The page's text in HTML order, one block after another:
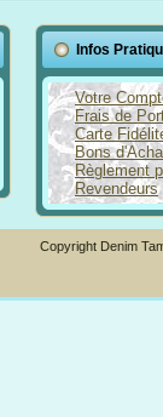
Infos
Votre
Frais de
Carte
Bons
Règlement
Revendeurs
Copyright Denim